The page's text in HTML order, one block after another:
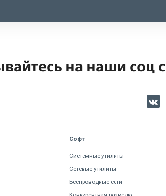
на наши соц
Софт
Системные утилиты
Сетевые утилиты
Беспроводные сети